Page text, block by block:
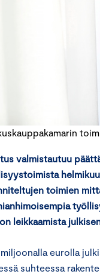
valmistautuu
toimien
leikkaamista
miljoonalla eurolla
suhteessa